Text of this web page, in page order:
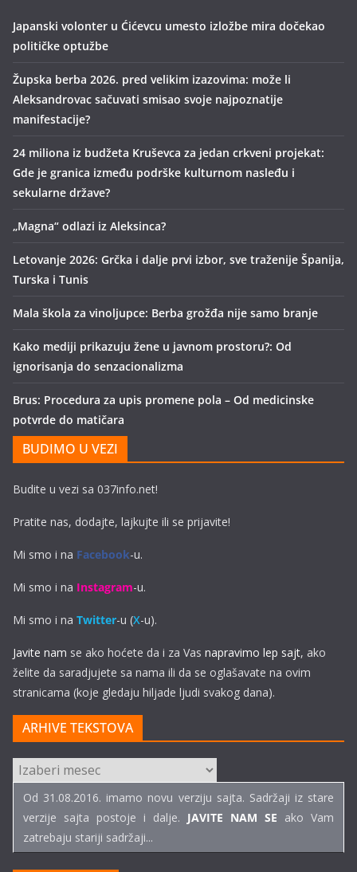
Japanski volonter u Ćićevcu umesto izložbe mira dočekao
političke optužbe
Župska berba 2026. pred velikim izazovima: može li
Aleksandrovac sačuvati smisao svoje najpoznatije
manifestacije?
24 miliona iz budžeta Kruševca za jedan crkveni projekat:
Gde je granica između podrške kulturnom nasleđu i
sekularne države?
„Magna“ odlazi iz Aleksinca?
Letovanje 2026: Grčka i dalje prvi izbor, sve traženije Španija,
Turska i Tunis
Mala škola za vinoljupce: Berba grožđa nije samo branje
Kako mediji prikazuju žene u javnom prostoru?: Od
ignorisanja do senzacionalizma
Brus: Procedura za upis promene pola – Od medicinske
potvrde do matičara
BUDIMO U VEZI
Budite u vezi sa 037info.net!
Pratite nas, dodajte, lajkujte ili se prijavite!
Mi smo i na Facebook-u.
Mi smo i na Instagram-u.
Mi smo i na Twitter-u (X-u).
Javite nam se ako hoćete da i za Vas napravimo lep sajt, ako
želite da saradjujete sa nama ili da se oglašavate na ovim
stranicama (koje gledaju hiljade ljudi svakog dana).
ARHIVE TEKSTOVA
ARHIVE
TEKSTOVA
Od 31.08.2016. imamo novu verziju sajta. Sadržaji iz stare
verzije sajta postoje i dalje. JAVITE NAM SE ako Vam
zatrebaju stariji sadržaji...